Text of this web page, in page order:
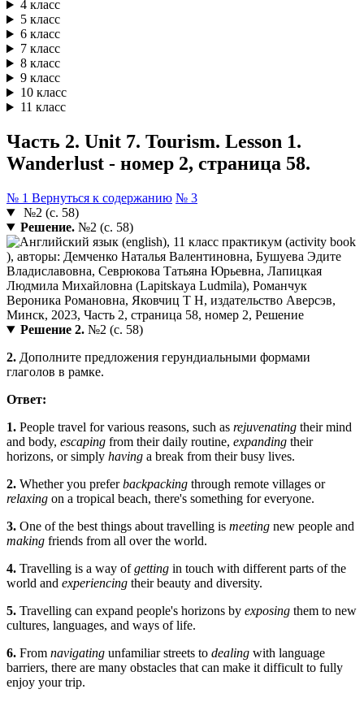
4 класс
5 класс
6 класс
7 класс
8 класс
9 класс
10 класс
11 класс
Часть 2. Unit 7. Tourism. Lesson 1.
Wanderlust - номер 2, страница 58.
№ 1 Вернуться к содержанию № 3
№2 (с. 58)
Решение.№2 (с. 58)
Решение 2.№2 (с. 58)
2. Дополните предложения герундиальными формами
глаголов в рамке.
Ответ:
1. People travel for various reasons, such as rejuvenating their mind
and body, escaping from their daily routine, expanding their
horizons, or simply having a break from their busy lives.
2. Whether you preferbackpacking through remote villages or
relaxing on a tropical beach, there's something for everyone.
3. One of the best things about travelling is meeting new people and
making friends from all over the world.
4. Travelling is a way ofgetting in touch with different parts of the
world and experiencing their beauty and diversity.
5. Travelling can expand people's horizons by exposing them to new
cultures, languages, and ways of life.
6. From navigating unfamiliar streets to dealing with language
barriers, there are many obstacles that can make it difficult to fully
enjoy your trip.